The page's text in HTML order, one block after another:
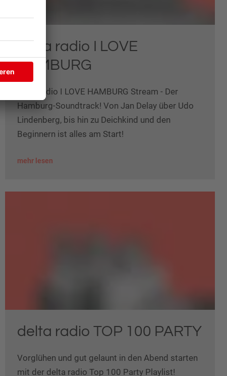
delta radio I LOVE
HAMBURG
delta radio I LOVE HAMBURG Stream - Der
Hamburg-Soundtrack! Von Jan Delay über Udo
Lindenberg, bis hin zu Deichkind und den
Beginnern ist alles am Start!
mehr lesen
delta radio TOP 100 PARTY
Vorglühen und gut gelaunt in den Abend starten
mit der delta radio Top 100 Party Playlist!